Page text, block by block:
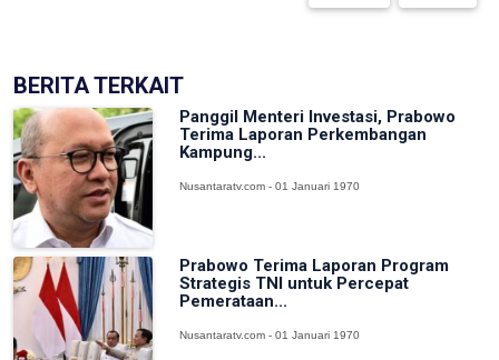
BERITA TERKAIT
Panggil Menteri Investasi, Prabowo
Terima Laporan Perkembangan
Kampung...
Nusantaratv.com - 01 Januari 1970
Prabowo Terima Laporan Program
Strategis TNI untuk Percepat
Pemerataan...
Nusantaratv.com - 01 Januari 1970